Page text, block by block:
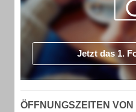
Jetzt das 1.
ÖFFNUNGSZEITEN VON